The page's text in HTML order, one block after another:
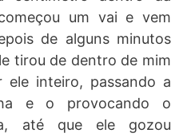
um vai e vem
de alguns minutos
tirou de dentro de mim
ele inteiro, passando a
e o provocando o
até que ele gozou